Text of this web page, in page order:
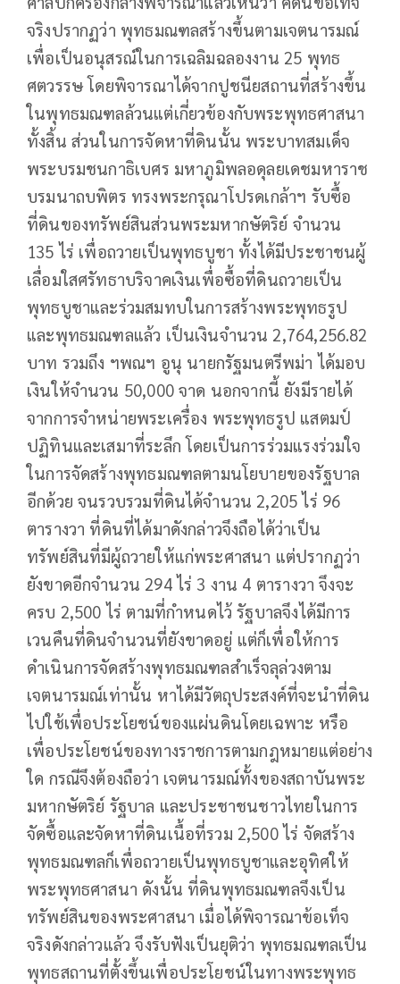
จริงปรากฏว่า พุทธมณฑลสร้างขึ้นตามเจตนารมณ์
เพื่อเป็นอนุสรณ์ในการเฉลิมฉลองงาน 25 พุทธ
ศตวรรษ โดยพิจารณาได้จากปูชนียสถานที่สร้างขึ้น
ในพุทธมณฑลล้วนแต่เกี่ยวข้องกับพระพุทธศาสนา
ทั้งสิ้น ส่วนในการจัดหาที่ดินนั้น พระบาทสมเด็จ
พระบรมชนกาธิเบศร มหาภูมิพลอดุลยเดชมหาราช
บรมนาถบพิตร ทรงพระกรุณาโปรดเกล้าฯ รับซื้อ
ที่ดินของทรัพย์สินส่วนพระมหากษัตริย์ จำนวน
135 ไร่ เพื่อถวายเป็นพุทธบูชา ทั้งได้มีประชาชนผู้
เลื่อมใสศรัทธาบริจาคเงินเพื่อซื้อที่ดินถวายเป็น
พุทธบูชาและร่วมสมทบในการสร้างพระพุทธรูป
และพุทธมณฑลแล้ว เป็นเงินจำนวน 2,764,256.82
บาท รวมถึง ฯพณฯ อูนุ นายกรัฐมนตรีพม่า ได้มอบ
เงินให้จำนวน 50,000 จาด นอกจากนี้ ยังมีรายได้
จากการจำหน่ายพระเครื่อง พระพุทธรูป แสตมป์
ปฏิทินและเสมาที่ระลึก โดยเป็นการร่วมแรงร่วมใจ
ในการจัดสร้างพุทธมณฑลตามนโยบายของรัฐบาล
อีกด้วย จนรวบรวมที่ดินได้จำนวน 2,205 ไร่ 96
ตารางวา ที่ดินที่ได้มาดังกล่าวจึงถือได้ว่าเป็น
ทรัพย์สินที่มีผู้ถวายให้แก่พระศาสนา แต่ปรากฏว่า
ยังขาดอีกจำนวน 294 ไร่ 3 งาน 4 ตารางวา จึงจะ
ครบ 2,500 ไร่ ตามที่กำหนดไว้ รัฐบาลจึงได้มีการ
เวนคืนที่ดินจำนวนที่ยังขาดอยู่ แต่ก็เพื่อให้การ
ดำเนินการจัดสร้างพุทธมณฑลสำเร็จลุล่วงตาม
เจตนารมณ์เท่านั้น หาได้มีวัตถุประสงค์ที่จะนำที่ดิน
ไปใช้เพื่อประโยชน์ของแผ่นดินโดยเฉพาะ หรือ
เพื่อประโยชน์ของทางราชการตามกฎหมายแต่อย่าง
ใด กรณีจึงต้องถือว่า เจตนารมณ์ทั้งของสถาบันพระ
มหากษัตริย์ รัฐบาล และประชาชนชาวไทยในการ
จัดซื้อและจัดหาที่ดินเนื้อที่รวม 2,500 ไร่ จัดสร้าง
พุทธมณฑลก็เพื่อถวายเป็นพุทธบูชาและอุทิศให้
พระพุทธศาสนา ดังนั้น ที่ดินพุทธมณฑลจึงเป็น
ทรัพย์สินของพระศาสนา เมื่อได้พิจารณาข้อเท็จ
จริงดังกล่าวแล้ว จึงรับฟังเป็นยุติว่า พุทธมณฑลเป็น
พุทธสถานที่ตั้งขึ้นเพื่อประโยชน์ในทางพระพุทธ